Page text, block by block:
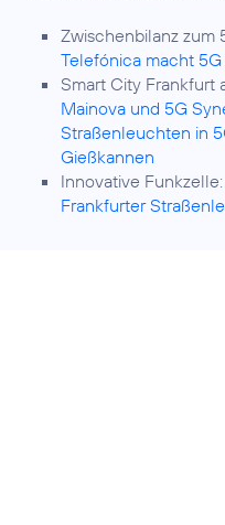
Zwischenbilanz zum
Telefónica macht
Smart City Frankfurt
Mainova und 5G
Straßenleuchten in
Gießkannen
Innovative Funkzelle:
Frankfurter